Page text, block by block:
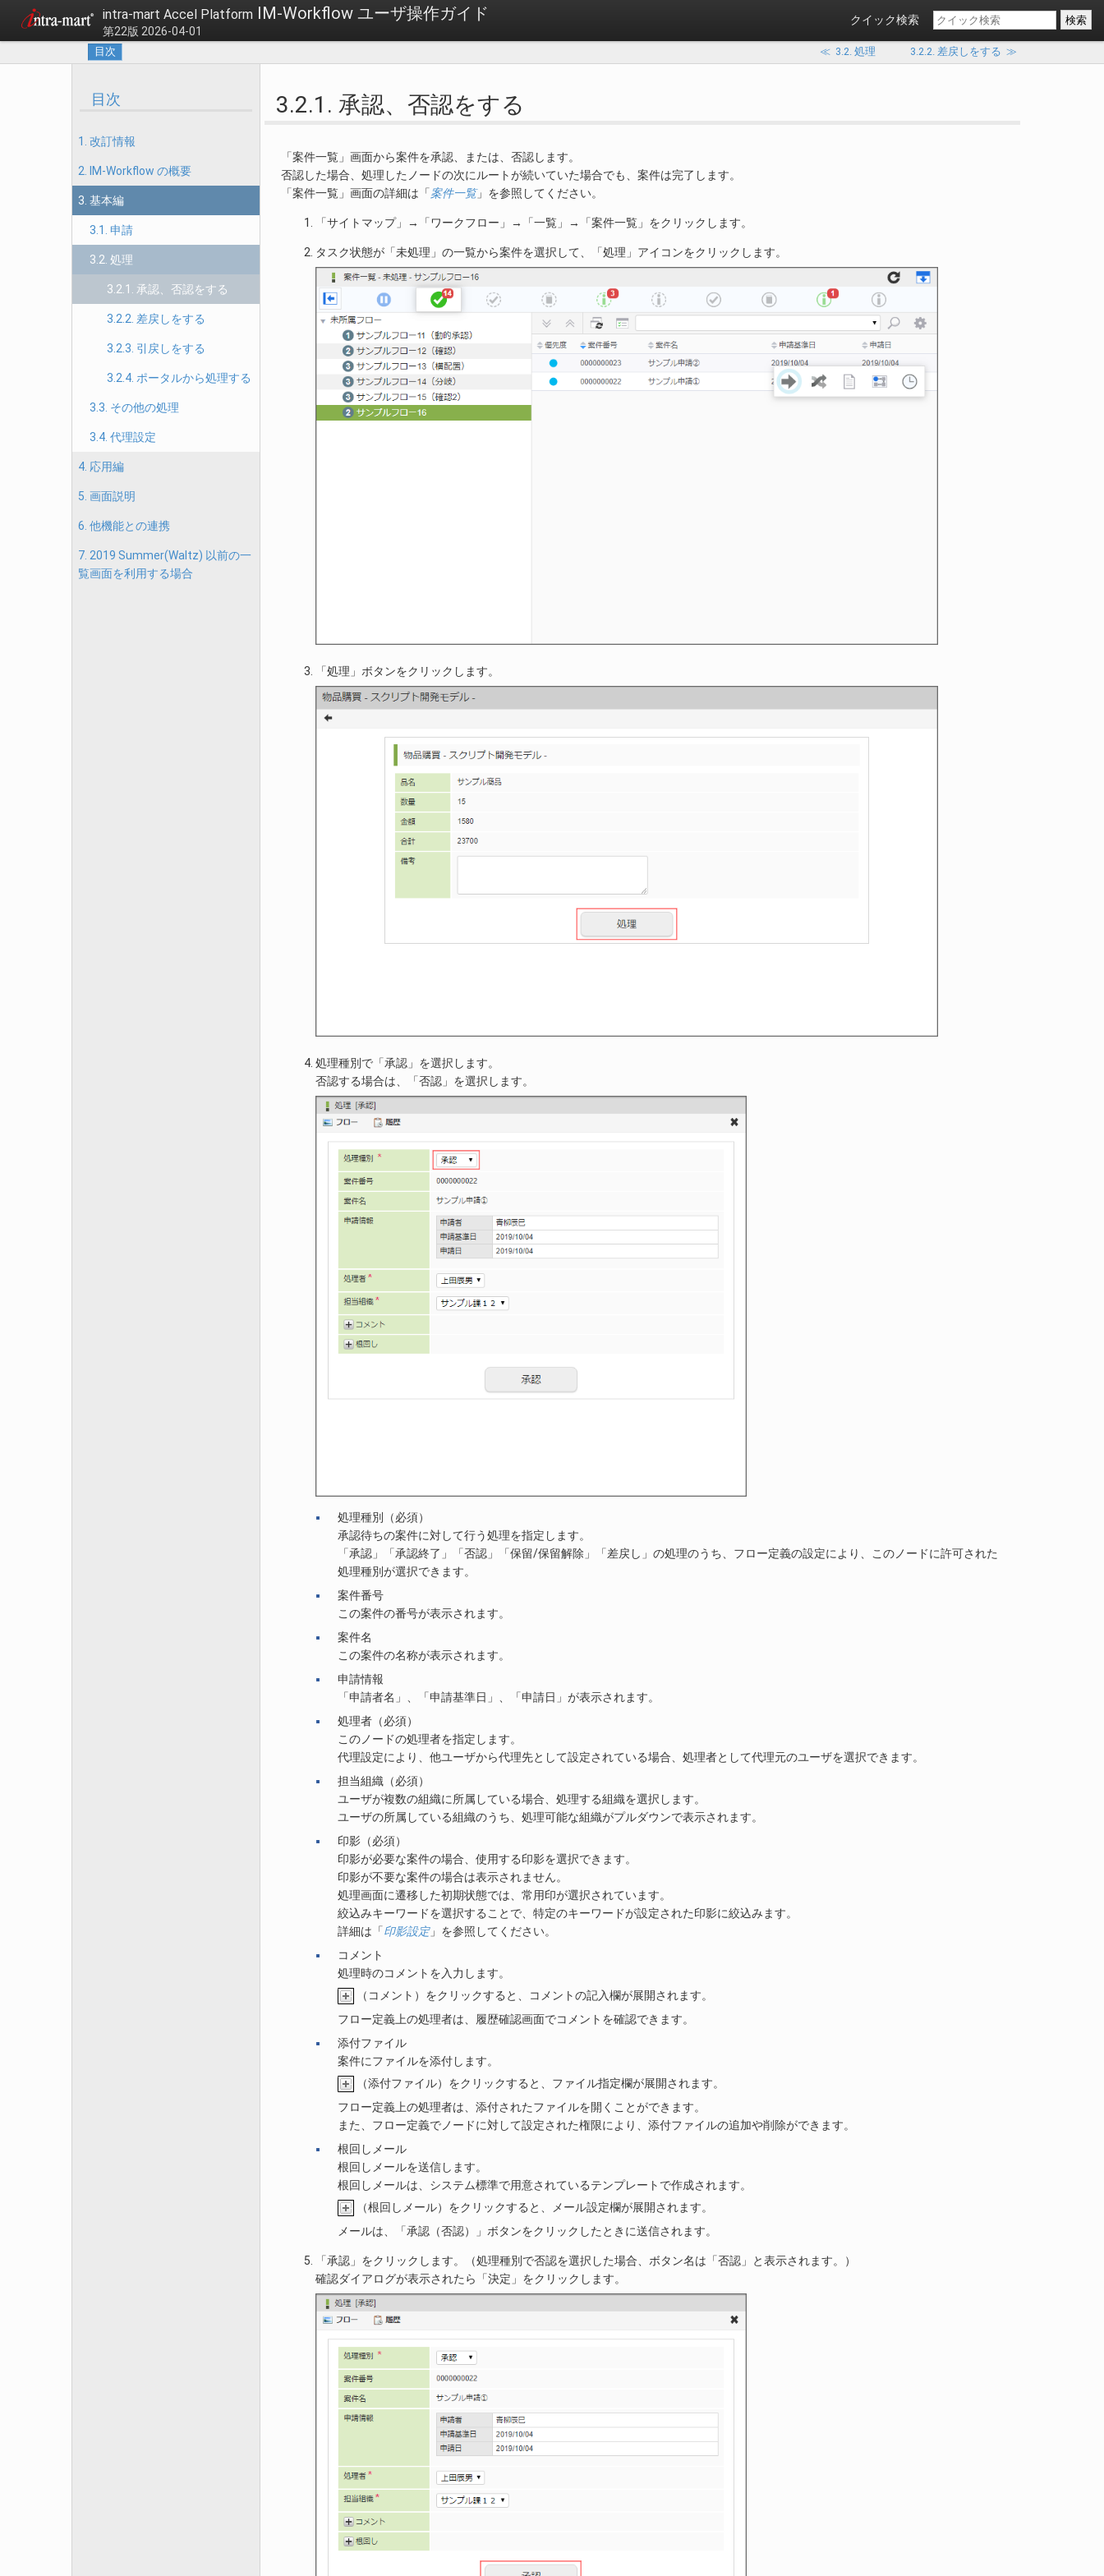
intra-mart Accel Platform IM-Workflow ユーザ操作ガイド
第22版 2026-04-01
クイック検索
目次 ≪ 3.2. 処理 3.2.2. 差戻しをする ≫
目次
1. 改訂情報
2. IM-Workflow の概要
3. 基本編
3.1. 申請
3.2. 処理
3.2.1. 承認、否認をする
3.2.2. 差戻しをする
3.2.3. 引戻しをする
3.2.4. ポータルから処理する
3.3. その他の処理
3.4. 代理設定
4. 応用編
5. 画面説明
6. 他機能との連携
7. 2019 Summer(Waltz) 以前の一
覧画面を利用する場合
3.2.1. 承認、否認をする
「案件一覧」画面から案件を承認、または、否認します。
否認した場合、処理したノードの次にルートが続いていた場合でも、案件は完了します。
「案件一覧」画面の詳細は「案件一覧」を参照してください。
「サイトマップ」→「ワークフロー」→「一覧」→「案件一覧」をクリックします。
タスク状態が「未処理」の一覧から案件を選択して、「処理」アイコンをクリックします。
「処理」ボタンをクリックします。
処理種別で「承認」を選択します。
否認する場合は、「否認」を選択します。
処理種別（必須）
承認待ちの案件に対して行う処理を指定します。
「承認」「承認終了」「否認」「保留/保留解除」「差戻し」の処理のうち、フロー定義の設定により、このノードに許可された
処理種別が選択できます。
案件番号
この案件の番号が表示されます。
案件名
この案件の名称が表示されます。
申請情報
「申請者名」、「申請基準日」、「申請日」が表示されます。
処理者（必須）
このノードの処理者を指定します。
代理設定により、他ユーザから代理先として設定されている場合、処理者として代理元のユーザを選択できます。
担当組織（必須）
ユーザが複数の組織に所属している場合、処理する組織を選択します。
ユーザの所属している組織のうち、処理可能な組織がプルダウンで表示されます。
印影（必須）
印影が必要な案件の場合、使用する印影を選択できます。
印影が不要な案件の場合は表示されません。
処理画面に遷移した初期状態では、常用印が選択されています。
絞込みキーワードを選択することで、特定のキーワードが設定された印影に絞込みます。
詳細は「印影設定」を参照してください。
コメント
処理時のコメントを入力します。
（コメント）をクリックすると、コメントの記入欄が展開されます。
フロー定義上の処理者は、履歴確認画面でコメントを確認できます。
添付ファイル
案件にファイルを添付します。
（添付ファイル）をクリックすると、ファイル指定欄が展開されます。
フロー定義上の処理者は、添付されたファイルを開くことができます。
また、フロー定義でノードに対して設定された権限により、添付ファイルの追加や削除ができます。
根回しメール
根回しメールを送信します。
根回しメールは、システム標準で用意されているテンプレートで作成されます。
（根回しメール）をクリックすると、メール設定欄が展開されます。
メールは、「承認（否認）」ボタンをクリックしたときに送信されます。
「承認」をクリックします。（処理種別で否認を選択した場合、ボタン名は「否認」と表示されます。）
確認ダイアログが表示されたら「決定」をクリックします。